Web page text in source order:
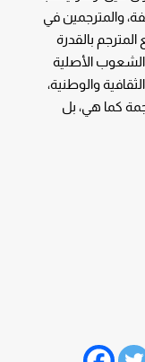
والمترجمين في
بالقدرة
الشعوب الأصلية
والوطنية،
كما هي، بل